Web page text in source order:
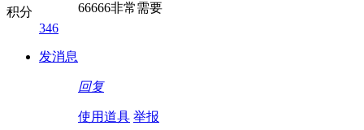
积分
346
发消息
66666非常需要
回复
使用道具 举报